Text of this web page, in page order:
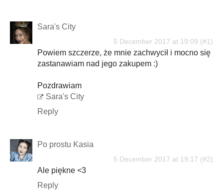
Sara's City
5 December 2017 at 19:09
Powiem szczerze, że mnie zachwycił i mocno się
zastanawiam nad jego zakupem :)
Pozdrawiam
Sara's City
Reply
Po prostu Kasia
5 December 2017 at 19:17
Ale piękne <3
Reply